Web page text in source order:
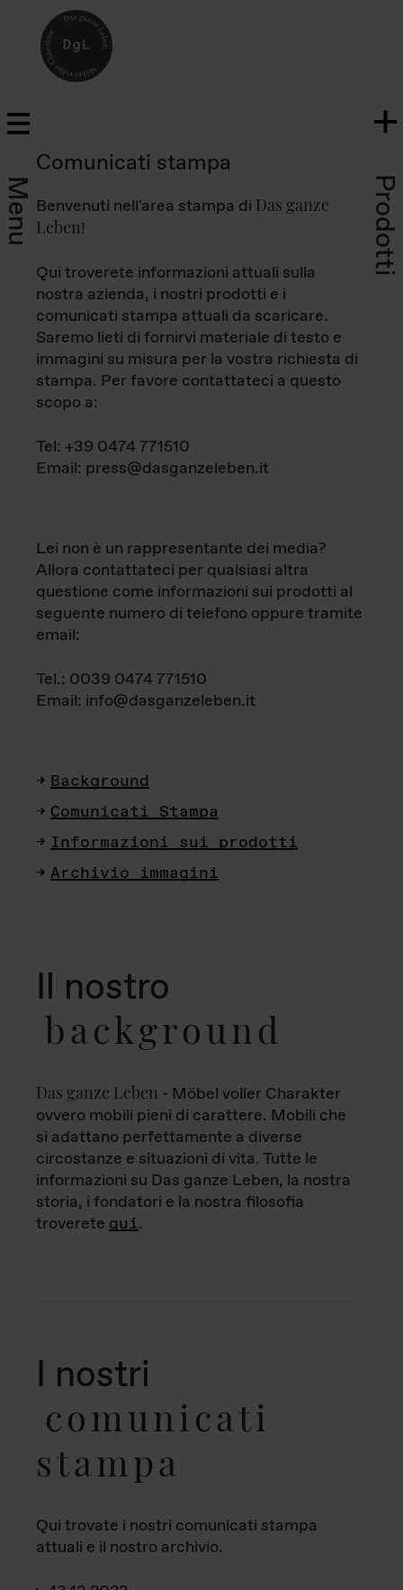
Menu Prodotti
Comunicati stampa
Benvenuti nell'area stampa di Das ganze
Leben!
Qui troverete informazioni attuali sulla
nostra azienda, i nostri prodotti e i
comunicati stampa attuali da scaricare.
Saremo lieti di fornirvi materiale di testo e
immagini su misura per la vostra richiesta di
stampa. Per favore contattateci a questo
scopo a:
Tel: +39 0474 771510
Email: press@dasganzeleben.it
Lei non è un rappresentante dei media?
Allora contattateci per qualsiasi altra
questione come informazioni sui prodotti al
seguente numero di telefono oppure tramite
email:
Tel.: 0039 0474 771510
Email: info@dasganzeleben.it
Background
Comunicati Stampa
Informazioni sui prodotti
Archivio immagini
Il nostro
background
Das ganze Leben - Möbel voller Charakter
ovvero mobili pieni di carattere. Mobili che
si adattano perfettamente a diverse
circostanze e situazioni di vita. Tutte le
informazioni su Das ganze Leben, la nostra
storia, i fondatori e la nostra filosofia
troverete qui.
I nostri
comunicati
stampa
Qui trovate i nostri comunicati stampa
attuali e il nostro archivio.